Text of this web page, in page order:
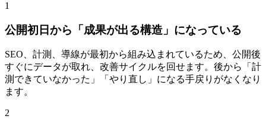
1
公開初日から「成果が出る構造」になっている
SEO、計測、導線が最初から組み込まれているため、公開後
すぐにデータが取れ、改善サイクルを回せます。後から「計
測できていなかった」「やり直し」になる手戻りがなくなり
ます。
2